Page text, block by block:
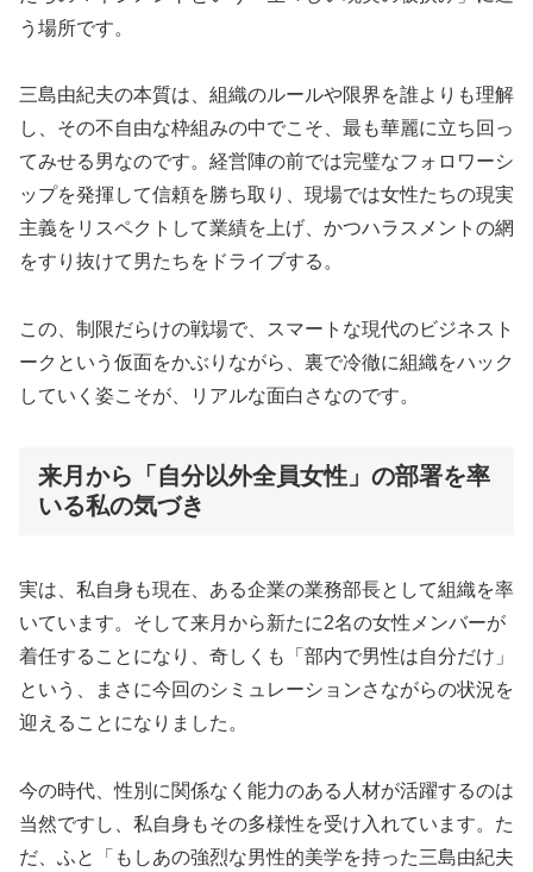
う場所です。
三島由紀夫の本質は、組織のルールや限界を誰よりも理解
し、その不自由な枠組みの中でこそ、最も華麗に立ち回っ
てみせる男なのです。経営陣の前では完璧なフォロワーシ
ップを発揮して信頼を勝ち取り、現場では女性たちの現実
主義をリスペクトして業績を上げ、かつハラスメントの網
をすり抜けて男たちをドライブする。
この、制限だらけの戦場で、スマートな現代のビジネスト
ークという仮面をかぶりながら、裏で冷徹に組織をハック
していく姿こそが、リアルな面白さなのです。
来月から「自分以外全員女性」の部署を率
いる私の気づき
実は、私自身も現在、ある企業の業務部長として組織を率
いています。そして来月から新たに2名の女性メンバーが
着任することになり、奇しくも「部内で男性は自分だけ」
という、まさに今回のシミュレーションさながらの状況を
迎えることになりました。
今の時代、性別に関係なく能力のある人材が活躍するのは
当然ですし、私自身もその多様性を受け入れています。た
だ、ふと「もしあの強烈な男性的美学を持った三島由紀夫